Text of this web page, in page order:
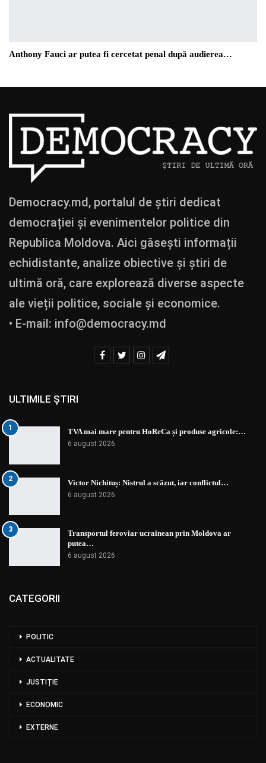
Anthony Fauci ar putea fi cercetat penal după audierea…
Democracy.md, portalul de știri dedicat
democrației și evenimentelor politice din
Republica Moldova. Aici găsești informații
echidistante, analize obiective și știri de
ultimă oră, care explorează diverse aspecte
ale vieții politice, sociale și economice.
• E-mail: info@democracy.md
ULTIMILE ȘTIRI
1 TVA mai mare pentru HoReCa și produse agricole:…
6 august 2026
2 Victor Nichituș: Nistrul a scăzut, iar conflictul…
6 august 2026
3
Transportul feroviar ucrainean prin Moldova ar
putea…
6 august 2026
CATEGORII
POLITIC
ACTUALITATE
JUSTIȚIE
ECONOMIC
EXTERNE